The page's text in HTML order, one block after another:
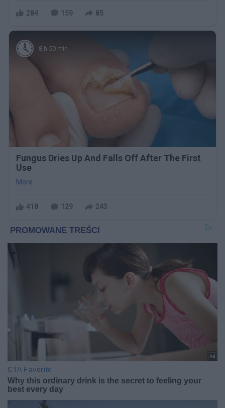
284 159 85
8 h 50 min
Fungus Dries Up And Falls Off After The First
Use
More
418 129 243